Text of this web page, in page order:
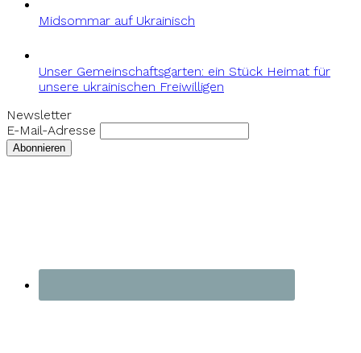
Midsommar auf Ukrainisch
Unser Gemeinschaftsgarten: ein Stück Heimat für
unsere ukrainischen Freiwilligen
Newsletter
E-Mail-Adresse